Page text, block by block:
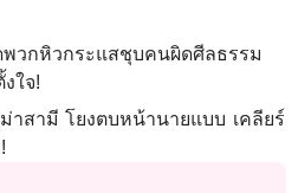
พวกหิวกระแสชุบคนผิดศีลธรรม
ใจ!
าสามี โยงตบหน้านายแบบ เคลียร์